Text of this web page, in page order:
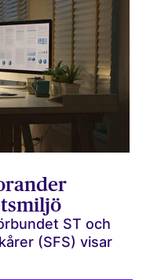
ST och
(SFS) visar